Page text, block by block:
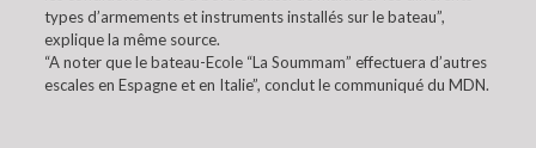
types d’armements et instruments installés sur le bateau”,
explique la même source.
“A noter que le bateau-Ecole “La Soummam” effectuera d’autres
escales en Espagne et en Italie”, conclut le communiqué du MDN.